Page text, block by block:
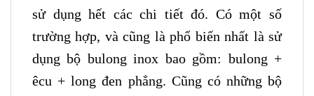
sử dụng hết các chi tiết đó. Có một số
trường hợp, và cũng là phổ biến nhất là sử
dụng bộ bulong inox bao gồm: bulong +
êcu + long đen phẳng. Cũng có những bộ